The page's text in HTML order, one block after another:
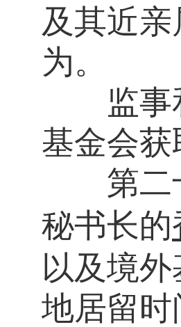
及其近
为。
监事和
基金会获
第二
秘书长的
以及境
地居留